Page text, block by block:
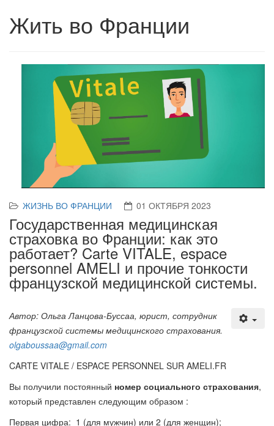
Жить во Франции
ЖИЗНЬ ВО ФРАНЦИИ 01 ОКТЯБРЯ 2023
Государственная медицинская
страховка во Франции: как это
работает? Carte VITALE, espace
personnel AMELI и прочие тонкости
французской медицинской системы.
Автор: Ольга Ланцова-Буссаа, юрист, сотрудник
французской системы медицинского страхования.
olgaboussaa@gmail.com
CARTE VITALE / ESPACE PERSONNEL SUR AMELI.FR
Вы получили постоянный номер социального страхования,
который представлен следующим образом :
Первая цифра: 1 (для мужчин) или 2 (для женщин);